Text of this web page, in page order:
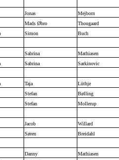
Jonas
Mejborn
Mads Øbro
Thougaard
Simon Buch
Sabrina
Mathiasen
Sabrina Sarkinovic
Taja
Lüthje
Stefan
Bølling
Stefan Mollerup
Jacob
Willard
Søren Breidahl
Danny
Mathiasen